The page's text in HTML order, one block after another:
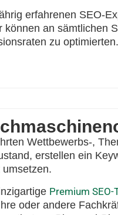
erfahrenen SEO-
an sämtlichen
zu optimierten.
Wettbewerbs-,
erstellen ein
Premium SEO-
oder andere